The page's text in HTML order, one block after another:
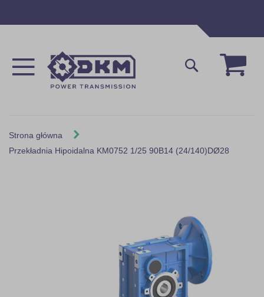
Mój
Szukaj
Strona główna
Przekładnia Hipoidalna KM0752 1/25 90B14 (24/140)DØ28